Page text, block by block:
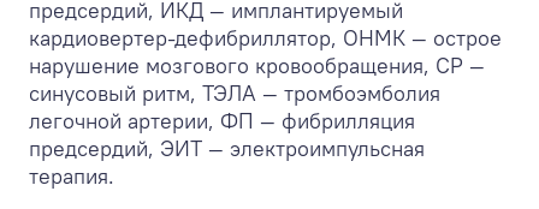
предсердий, ИКД — имплантируемый
кардиовертер-дефибриллятор, ОНМК — острое
нарушение мозгового кровообращения, СР —
синусовый ритм, ТЭЛА — тромбоэмболия
легочной артерии, ФП — фибрилляция
предсердий, ЭИТ — электроимпульсная
терапия.